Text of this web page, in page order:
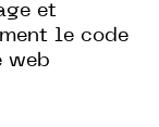
et
le code
web